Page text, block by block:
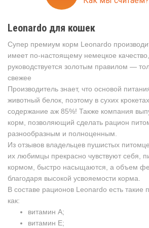
Leonardo для кошек
Супер премиум корм Leonardo
имеет по-настоящему немецкое
руководствуется золотым правилом —
свежее
Производитель знает, что основой
животный белок, поэтому в сухих
содержание аж 85%! Также компания
корм, позволяющий сделать рацион
разнообразным и полноценным.
Из отзывов владельцев пушистых
их любимцы прекрасно чувствуют себя,
кормом, быстро насыщаются, а объем
благодаря высокой усвояемости корма.
В составе рационов Leonardo есть такие
как:
витамин А;
витамин Е;